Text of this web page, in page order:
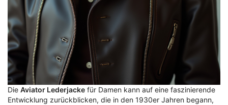
Die Aviator Lederjacke für Damen kann auf eine faszinierende
Entwicklung zurückblicken, die in den 1930er Jahren begann,